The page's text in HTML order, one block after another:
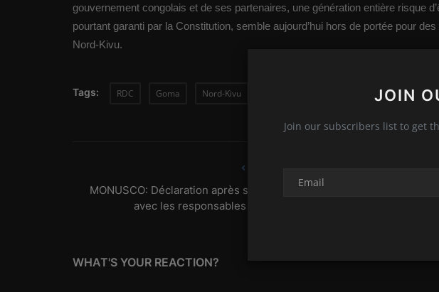
JOIN
Join our subscribers list to get
gouvernement congolais et de ses partenaires, une génération entière risque
pourtant garanti par la Constitution, semble aujourd’hui hors de portée pour
Nord-Kivu.
Tags: RDC Goma Nord-Kivu AFC
MONUSCO: Déclaration après séance de travail
avec les responsables de l'AFC/M23 ...
WHAT'S YOUR REACTION?